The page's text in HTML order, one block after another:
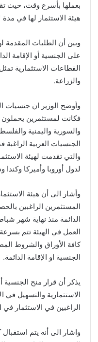
بعملها بأسرع وقت، حيث
هيئة الاستثمار لها في مدة لا تتجاوز 48 ساعة
وبين أن الطلبات المقدمة
على الجنسية أو الإقامة
القطاعات الاستثمارية
والزراعة.
وأوضح الوزير ان جنسيات
فكانت لمستثمرين يحملون
والسورية واليمنية
الجنسيات العربية
والتي تقدمت لهيئة
لدول أوروبا وأميركا
وأشار الى أن هيئة
المستثمرين الراغبين
الدائمة منذ نهاية شهر
العمل في الهيئة تتم
كافة الأوراق والشروط
الجنسية او الإقامة الدائمة.
يذكر أن قرار منح الجنسية
الاستثمارية والتسهيل في
الراغبين في الاستثمار في
واشار الى أنه يتم